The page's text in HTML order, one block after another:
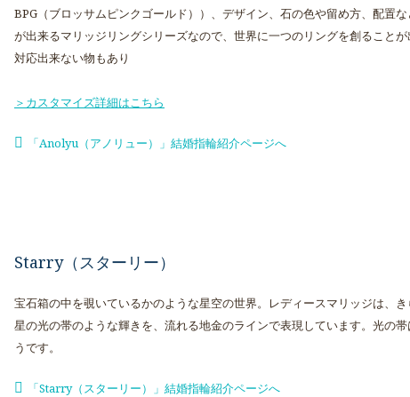
BPG（ブロッサムピンクゴールド））、デザイン、石の色や留め方、配置
が出来るマリッジリングシリーズなので、世界に一つのリングを創ること
対応出来ない物もあり
＞カスタマイズ詳細はこちら
「Anolyu（アノリュー）」結婚指輪紹介ページへ
Starry（スターリー）
宝石箱の中を覗いているかのような星空の世界。レディースマリッジは、
星の光の帯のような輝きを、流れる地金のラインで表現しています。光の
うです。
「Starry（スターリー）」結婚指輪紹介ページへ